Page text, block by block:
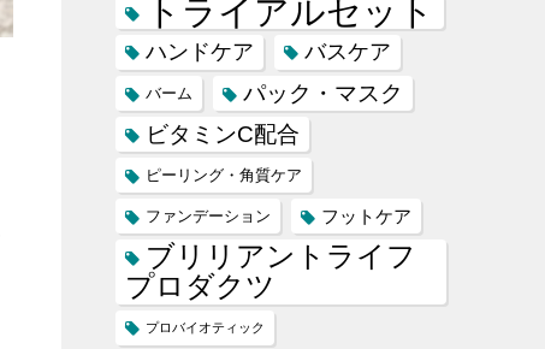
トライアルセット
ハンドケア バスケア
バーム
パック・マスク
ビタミンC配合
ピーリング・角質ケア
ファンデーション フットケア
ブリリアントライフ
プロダクツ
プロバイオティック